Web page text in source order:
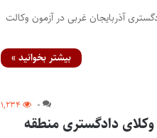
آذربایجان غربی در آزمون وکالت
بیشتر بخوانید »
۰ ۱,۲۳۴
قبول‌شدگان سال ۱۴۰۴ کانون وکلای دادگستری منطقه